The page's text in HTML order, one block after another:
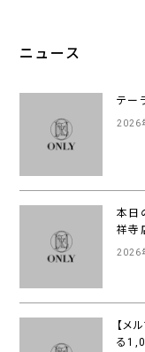
ニュース
テー
2026
本日
祥寺
2026
【メ
る